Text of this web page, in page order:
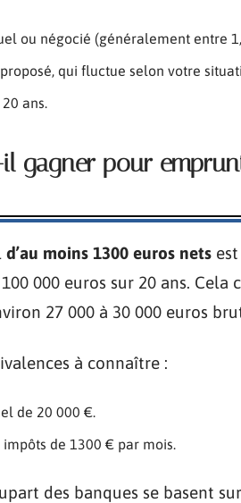
ou négocié (généralement entre
qui fluctue selon votre
ans.
il gagner pour
d’au moins 1300 euros nets
000 euros sur 20 ans.
27 000 à 30 000 euros
à connaître :
de 20 000 €.
de 1300 € par mois.
des banques se basent